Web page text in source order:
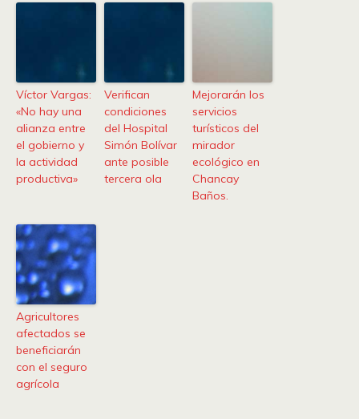
Víctor Vargas:
«No hay una
alianza entre
el gobierno y
la actividad
productiva»
Verifican
condiciones
del Hospital
Simón Bolívar
ante posible
tercera ola
Mejorarán los
servicios
turísticos del
mirador
ecológico en
Chancay
Baños.
Agricultores
afectados se
beneficiarán
con el seguro
agrícola